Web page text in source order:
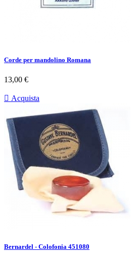
Corde per mandolino Romana
Prezzo
13,00 €
 Acquista
Bernardel - Colofonia 451080